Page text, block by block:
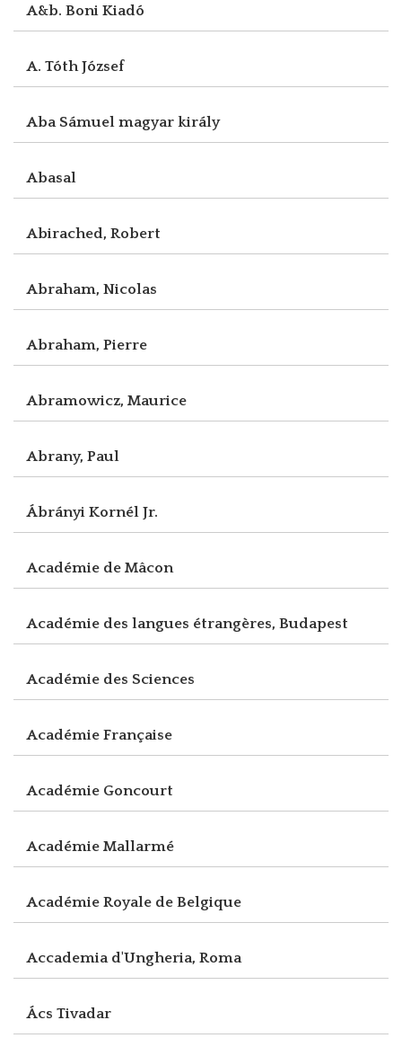
A&b. Boni Kiadó
A. Tóth József
Aba Sámuel magyar király
Abasal
Abirached, Robert
Abraham, Nicolas
Abraham, Pierre
Abramowicz, Maurice
Abrany, Paul
Ábrányi Kornél Jr.
Académie de Mâcon
Académie des langues étrangères, Budapest
Académie des Sciences
Académie Française
Académie Goncourt
Académie Mallarmé
Académie Royale de Belgique
Accademia d'Ungheria, Roma
Ács Tivadar